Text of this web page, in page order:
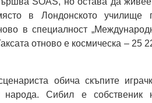
в Лондонското училище
в специалност
отново е космическа – 25
обича скъпите
Сибил е собственик